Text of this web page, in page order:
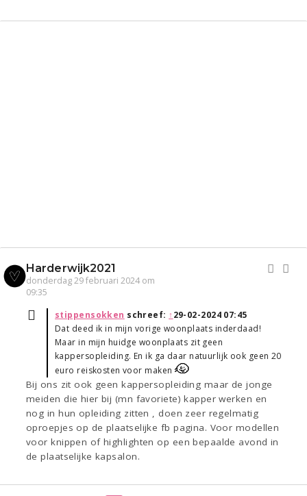
Harderwijk2021
donderdag 29 februari 2024 om
09:35
stippensokken schreef: ↑29-02-2024 07:45
Dat deed ik in mijn vorige woonplaats inderdaad!
Maar in mijn huidge woonplaats zit geen
kappersopleiding. En ik ga daar natuurlijk ook geen 20
euro reiskosten voor maken
Bij ons zit ook geen kappersopleiding maar de jonge
meiden die hier bij (mn favoriete) kapper werken en
nog in hun opleiding zitten , doen zeer regelmatig
oproepjes op de plaatselijke fb pagina. Voor modellen
voor knippen of highlighten op een bepaalde avond in
de plaatselijke kapsalon.